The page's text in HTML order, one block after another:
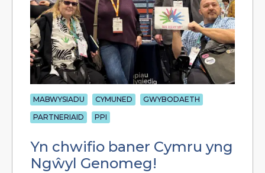
MABWYSIADU CYMUNED
GWYBODAETH
PARTNERIAID
PPI
Yn chwifio baner Cymru yng
Ngŵyl Genomeg!